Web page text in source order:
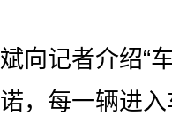
记者介绍“
，每一辆进